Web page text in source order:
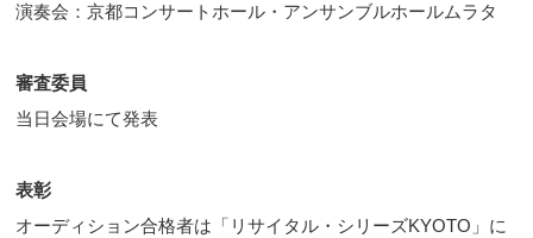
演奏会：京都コンサートホール・アンサンブルホールムラタ
審査委員
当日会場にて発表
表彰
オーディション合格者は「リサイタル・シリーズKYOTO」に